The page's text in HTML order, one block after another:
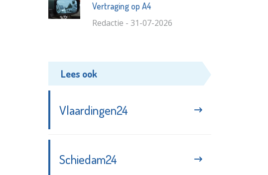
Vertraging op A4
Redactie - 31-07-2026
Lees ook
Vlaardingen24
Schiedam24